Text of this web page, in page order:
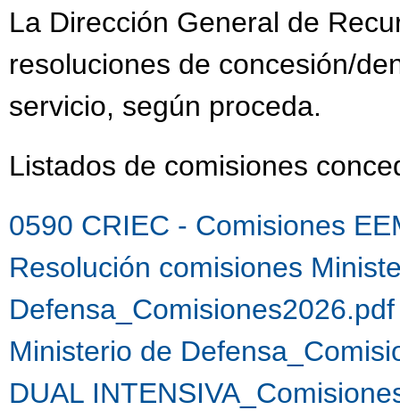
La Dirección General de
resoluciones de concesión/
servicio, según proceda.
Listados de comisiones
0590 CRIEC - Comisiones
Resolución comisiones
Ministerio de
DUAL